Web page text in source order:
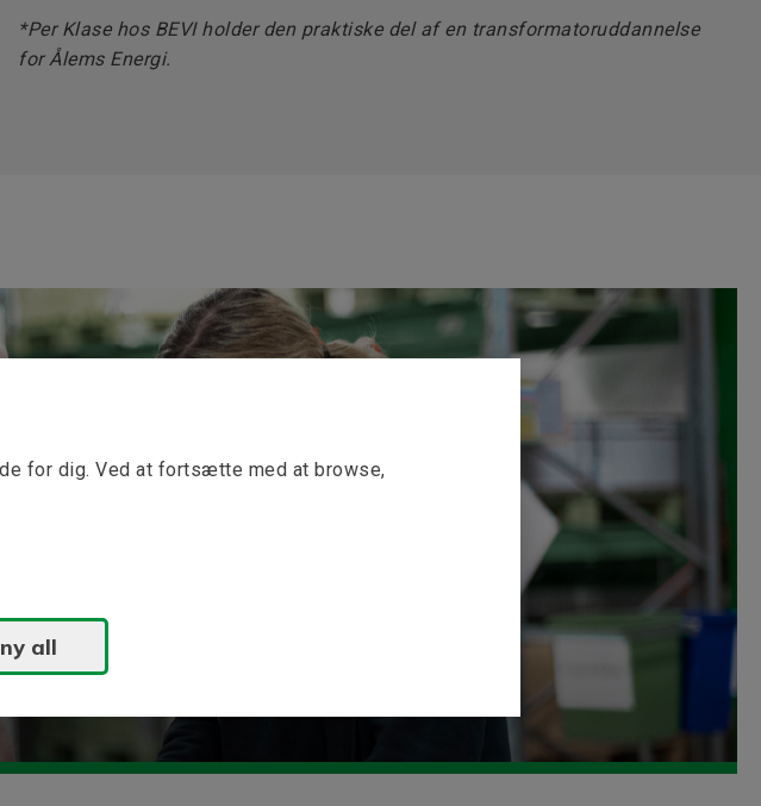
for dig. Ved at fortsætte med at browse,
all
*Per Klase hos BEVI holder den praktiske del af en transformatoruddannelse
for Ålems Energi.
og